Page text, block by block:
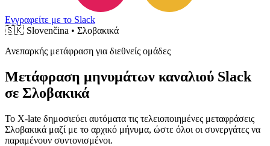
Εγγραφείτε με το Slack
🇸🇰 Slovenčina • Σλοβακικά
Ανεπαρκής μετάφραση για διεθνείς ομάδες
Μετάφραση μηνυμάτων καναλιού Slack
σε Σλοβακικά
Το X-late δημοσιεύει αυτόματα τις τελειοποιημένες μεταφράσεις
Σλοβακικά μαζί με το αρχικό μήνυμα, ώστε όλοι οι συνεργάτες να
παραμένουν συντονισμένοι.